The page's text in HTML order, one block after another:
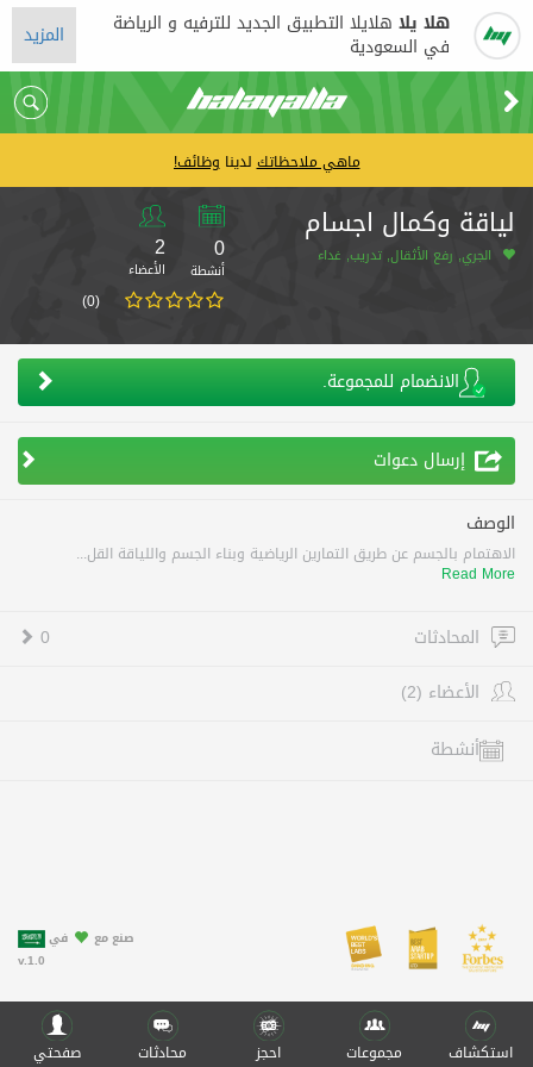
هلا يلا هلايلا التطبيق الجديد للترفيه و الرياضة
في السعودية المزيد
ماهي ملاحظاتكلديناوظائف!
لياقة وكمال اجسام
الجري, رفع الأثقال, تدريب, غداء 0
أنشطة
2
الأعضاء
(0)
الانضمام للمجموعة.
إرسال دعوات
الوصف
الاهتمام بالجسم عن طريق التمارين الرياضية وبناء الجسم واللياقة القل...
Read More
المحادثات
0
الأعضاء (2)
أنشطة
صنع مع
في
v.1.0
استكشاف مجموعات احجز محادثات صفحتي